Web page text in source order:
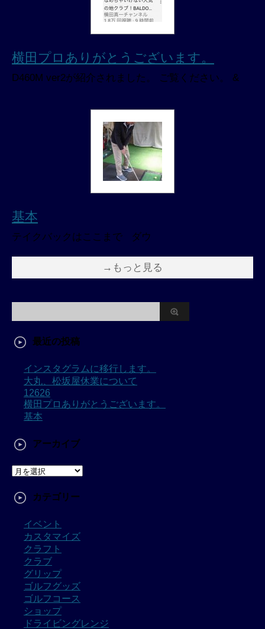
横田プロありがとうございます。
D460M ver2が紹介されました。 ご覧ください。 &
基本
テイクバックはここまで ダウ
→もっと見る
最近の投稿
インスタグラムに移行します。
大丸、松坂屋休業について
12626
横田プロありがとうございます。
基本
アーカイブ
カテゴリー
イベント
カスタマイズ
クラフト
クラブ
グリップ
ゴルフグッズ
ゴルフコース
ショップ
ドライビングレンジ